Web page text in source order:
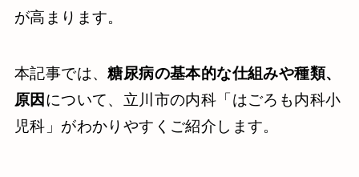
が高まります。
本記事では、糖尿病の基本的な仕組みや種類、
原因 について、立川市の内科「はごろも内科小
児科」がわかりやすくご紹介します。